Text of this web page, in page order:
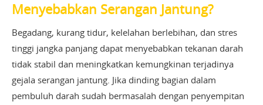
Menyebabkan Serangan Jantung?
Begadang, kurang tidur, kelelahan berlebihan, dan stres
tinggi jangka panjang dapat menyebabkan tekanan darah
tidak stabil dan meningkatkan kemungkinan terjadinya
gejala serangan jantung. Jika dinding bagian dalam
pembuluh darah sudah bermasalah dengan penyempitan